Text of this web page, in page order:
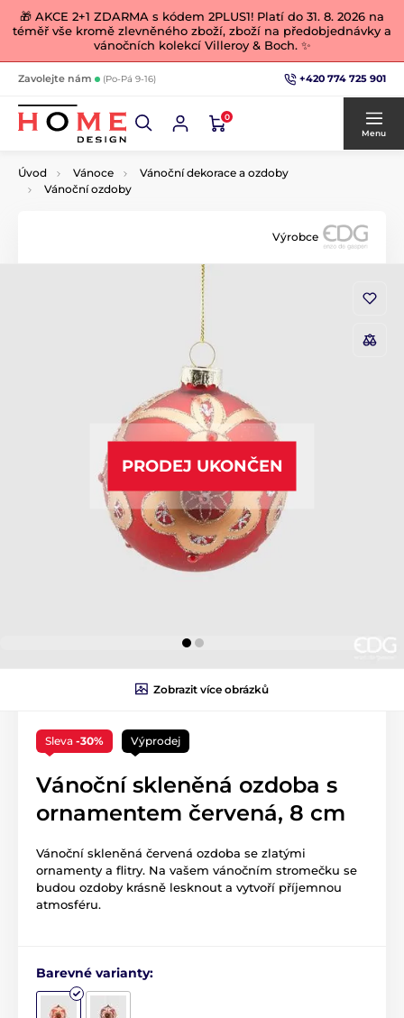
🎁 AKCE 2+1 ZDARMA s kódem 2PLUS1! Platí do 31. 8. 2026 na
téměř vše kromě zlevněného zboží, zboží na předobjednávky a
vánočních kolekcí Villeroy & Boch. ✨
Zavolejte nám (Po-Pá 9-16) +420 774 725 901
0
Menu
Úvod Vánoce
Vánoční dekorace a ozdoby
Vánoční ozdoby
Výrobce
PRODEJ UKONČEN
Zobrazit více obrázků
Sleva -30% Výprodej
Vánoční skleněná ozdoba s
ornamentem červená, 8 cm
Vánoční skleněná červená ozdoba se zlatými
ornamenty a flitry. Na vašem vánočním stromečku se
budou ozdoby krásně lesknout a vytvoří příjemnou
atmosféru.
Barevné varianty: